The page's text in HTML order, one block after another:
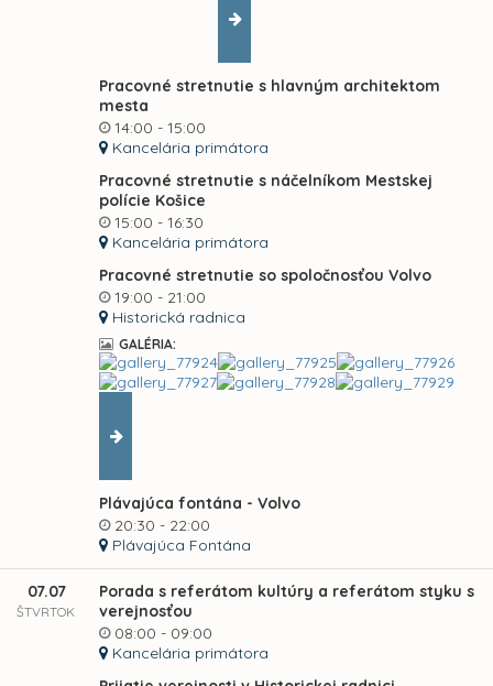
Pracovné stretnutie s hlavným architektom
mesta
14:00 - 15:00
Kancelária primátora
Pracovné stretnutie s náčelníkom Mestskej
polície Košice
15:00 - 16:30
Kancelária primátora
Pracovné stretnutie so spoločnosťou Volvo
19:00 - 21:00
Historická radnica
GALÉRIA:
Plávajúca fontána - Volvo
20:30 - 22:00
Plávajúca Fontána
07.07
ŠTVRTOK
Porada s referátom kultúry a referátom styku s
verejnosťou
08:00 - 09:00
Kancelária primátora